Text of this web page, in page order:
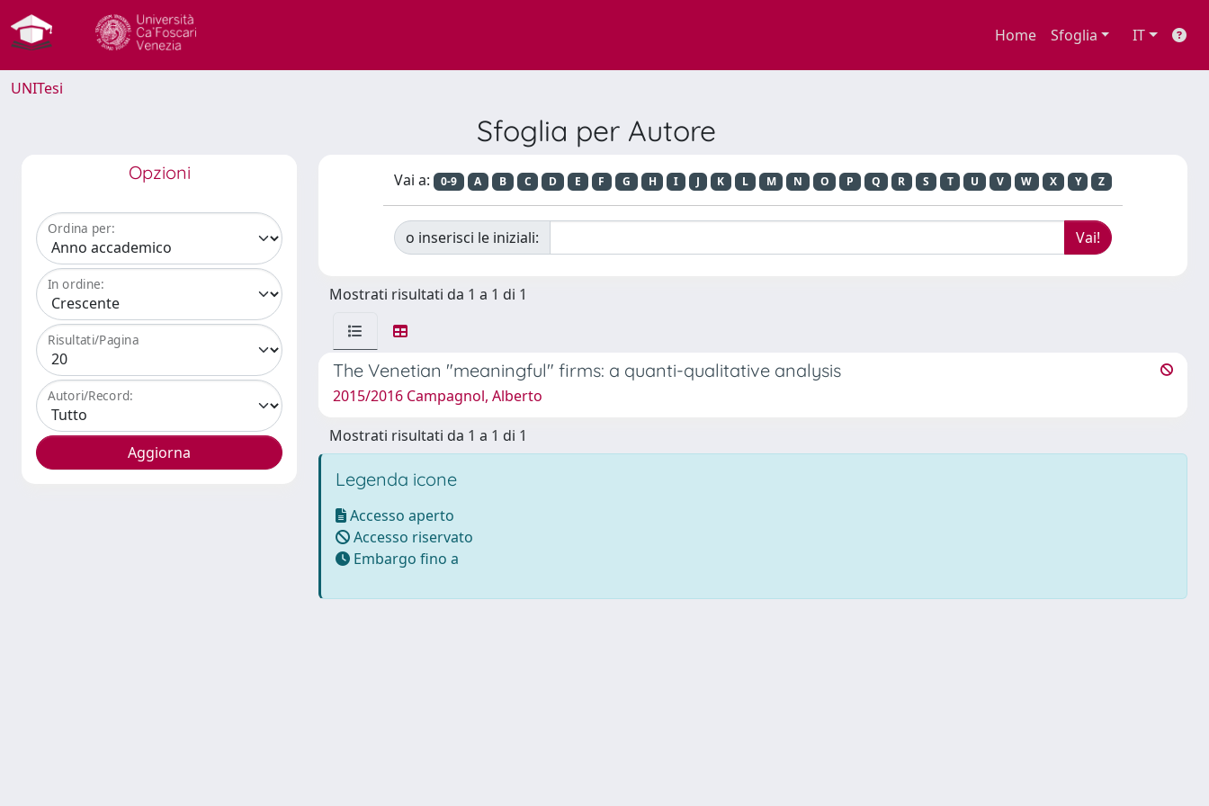
Home Sfoglia IT
UNITesi
Sfoglia per Autore
Opzioni
Ordina per:
In ordine:
Risultati/Pagina
Autori/Record:
Vai a: 0-9 A B C D E F G H I J K L M N O P Q R S T U V W X Y Z
o inserisci le iniziali:
Mostrati risultati da 1 a 1 di 1
The Venetian "meaningful" firms: a quanti-qualitative analysis
2015/2016 Campagnol, Alberto
Mostrati risultati da 1 a 1 di 1
Legenda icone
Accesso aperto
Accesso riservato
Embargo fino a